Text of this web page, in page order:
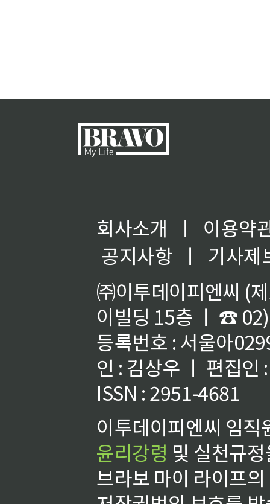
회사소개 ㅣ
이용약
공지사항
ㅣ
기사제
㈜이투데이피엔씨 (
이빌딩 15층 ㅣ ☎
등록번호 : 서울아
인 : 김상우 ㅣ 편집인
ISSN : 2951-4681
이투데이피엔씨 임
윤리강령 및 실천규
브라보 마이 라이프